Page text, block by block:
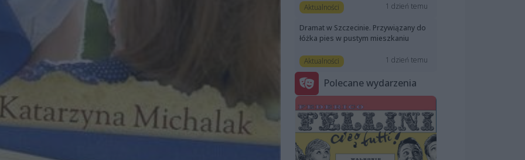
Aktualności 1 dzień temu
Dramat w Szczecinie. Przywiązany do
łóżka pies w pustym mieszkaniu
Aktualności 1 dzień temu
Polecane wydarzenia